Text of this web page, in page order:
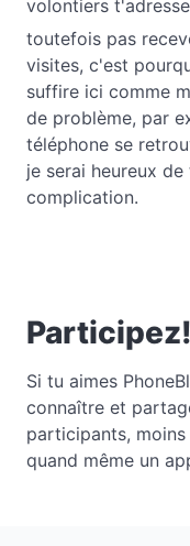
volontiers
toutefois pas
visites, c'est
suffire ici comme
de problème, par
téléphone se
je serai heureux
complication.
Participez!
Si tu aimes
connaître et
participants,
quand même un